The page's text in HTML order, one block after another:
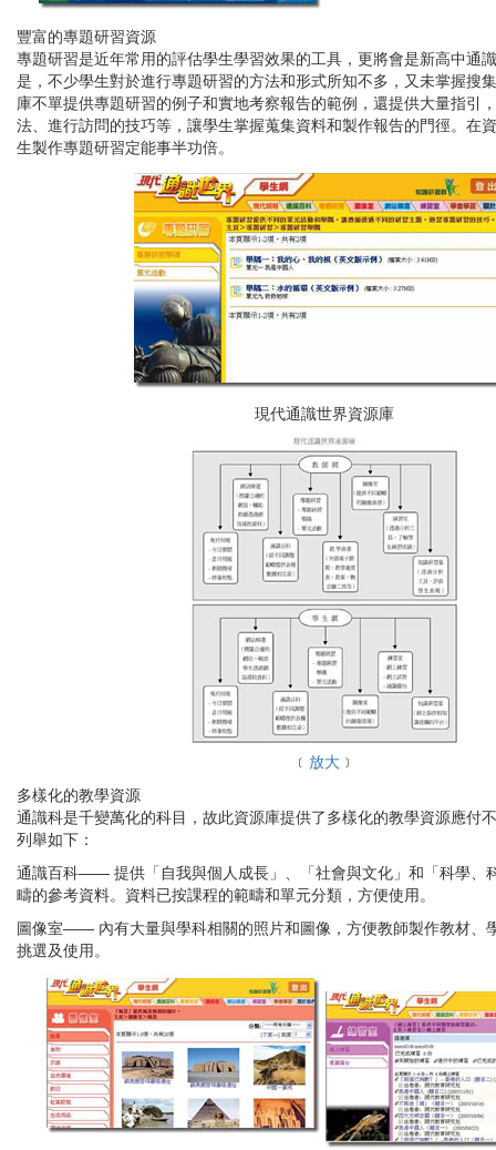
豐富的專題研習資源
專題研習是近年常用的評估學生學習效果的工具，更將會是新高中通
是，不少學生對於進行專題研習的方法和形式所知不多，又未掌握搜
庫不單提供專題研習的例子和實地考察報告的範例，還提供大量指引
法、進行訪問的技巧等，讓學生掌握蒐集資料和製作報告的門徑。在
生製作專題研習定能事半功倍。
現代通識世界資源庫
﹝ 放大﹞
多樣化的教學資源
通識科是千變萬化的科目，故此資源庫提供了多樣化的教學資源應付
列舉如下：
通識百科—— 提供「自我與個人成長」、「社會與文化」和「科學、
疇的參考資料。資料已按課程的範疇和單元分類，方便使用。
圖像室—— 內有大量與學科相關的照片和圖像，方便教師製作教材、
挑選及使用。